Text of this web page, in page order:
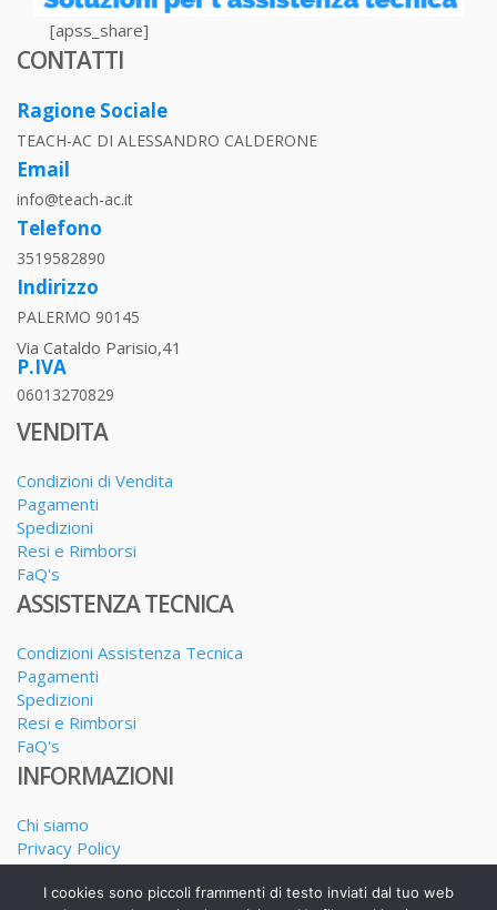
[apss_share]
CONTATTI
Ragione Sociale
TEACH-AC DI ALESSANDRO CALDERONE
Email
info@teach-ac.it
Telefono
3519582890
Indirizzo
PALERMO 90145
Via Cataldo Parisio,41
P.IVA
06013270829
VENDITA
Condizioni di Vendita
Pagamenti
Spedizioni
Resi e Rimborsi
FaQ's
ASSISTENZA TECNICA
Condizioni Assistenza Tecnica
Pagamenti
Spedizioni
Resi e Rimborsi
FaQ's
INFORMAZIONI
Chi siamo
Privacy Policy
Dove siamo
I nostri Servizi
I cookies sono piccoli frammenti di testo inviati dal tuo web